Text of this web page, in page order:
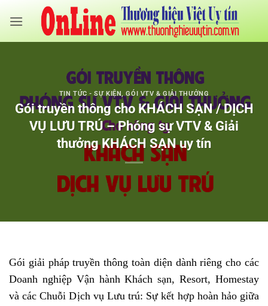
qua
TIN TỨC - SỰ KIỆN,GÓI VTV & GIẢI THƯỞNG
Gói truyền thông cho KHÁCH SẠN / DỊCH
VỤ LƯU TRÚ – Phóng sự VTV & Giải
thưởng KHÁCH SẠN uy tín
Gói giải pháp truyền thông toàn diện dành riêng cho các
Doanh nghiệp Vận hành Khách sạn, Resort, Homestay
và các Chuỗi Dịch vụ Lưu trú: Sự kết hợp hoàn hảo giữa